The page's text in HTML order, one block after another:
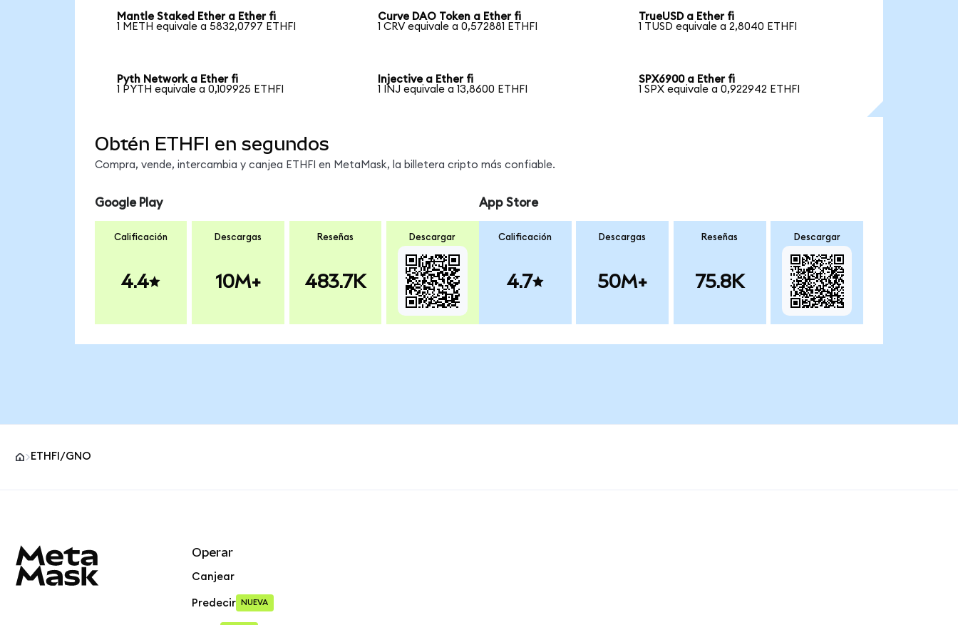
Mantle Staked Ether a Ether fi
1 METH equivale a 5832,0797 ETHFI
Curve DAO Token a Ether fi
1 CRV equivale a 0,572881 ETHFI
TrueUSD a Ether fi
1 TUSD equivale a 2,8040 ETHFI
Pyth Network a Ether fi
1 PYTH equivale a 0,109925 ETHFI
Injective a Ether fi
1 INJ equivale a 13,8600 ETHFI
SPX6900 a Ether fi
1 SPX equivale a 0,922942 ETHFI
Obtén ETHFI en segundos
Compra, vende, intercambia y canjea ETHFI en MetaMask, la billetera cripto más confiable.
Google Play
Calificación
4.4
Descargas
10M+
Reseñas
483.7K
Descargar
App Store
Calificación
4.7
Descargas
50M+
Reseñas
75.8K
Descargar
ETHFI/GNO
Operar
Canjear
Predecir NUEVA